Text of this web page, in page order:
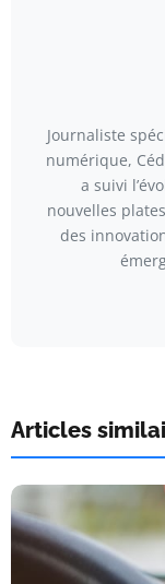
Journaliste
numérique,
a suivi
nouvelles
des
Articles